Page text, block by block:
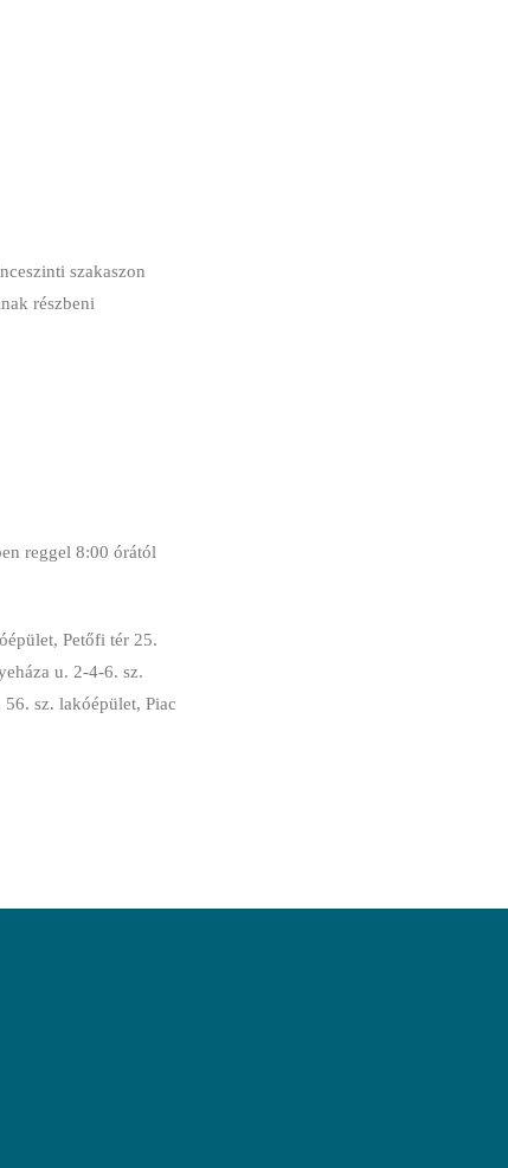
szakaszon
részbeni
reggel 8:00 órától
Petőfi tér 25.
u. 2-4-6. sz.
sz. lakóépület, Piac